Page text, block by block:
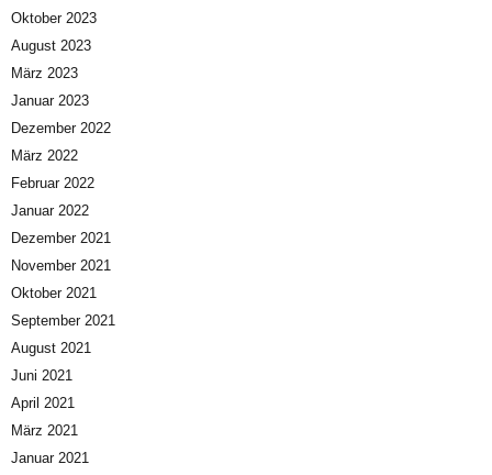
Oktober 2023
August 2023
März 2023
Januar 2023
Dezember 2022
März 2022
Februar 2022
Januar 2022
Dezember 2021
November 2021
Oktober 2021
September 2021
August 2021
Juni 2021
April 2021
März 2021
Januar 2021